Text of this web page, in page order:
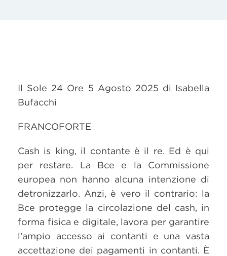
Il Sole 24 Ore 5 Agosto 2025 di Isabella
Bufacchi
FRANCOFORTE
Cash is king, il contante è il re. Ed è qui
per restare. La Bce e la Commissione
europea non hanno alcuna intenzione di
detronizzarlo. Anzi, è vero il contrario: la
Bce protegge la circolazione del cash, in
forma fisica e digitale, lavora per garantire
l’ampio accesso ai contanti e una vasta
accettazione dei pagamenti in contanti. È